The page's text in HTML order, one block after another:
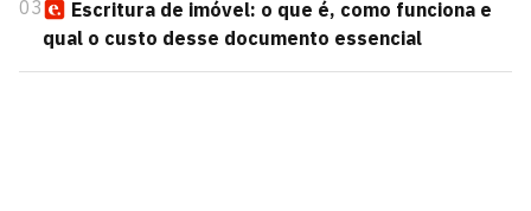
03
Escritura de imóvel: o que é, como funciona e
qual o custo desse documento essencial